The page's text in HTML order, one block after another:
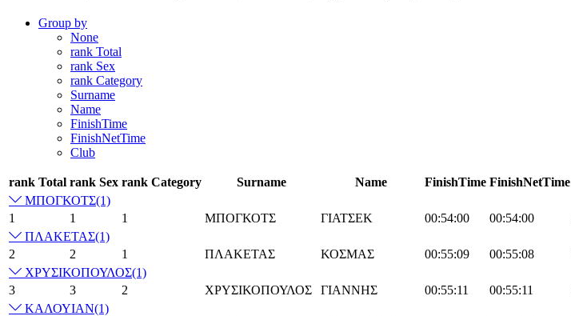
Group by
None
rank Total
rank Sex
rank Category
Surname
Name
FinishTime
FinishNetTime
Club
rank Total rank Sex rank Category Surname Name FinishTime FinishNetTime
ΜΠΟΓΚΟΤΣ(1)
1
1 1 ΜΠΟΓΚΟΤΣ ΓΙΑΤΣΕΚ 00:54:00 00:54:00
ΠΛΑΚΕΤΑΣ(1)
2
2 1 ΠΛΑΚΕΤΑΣ ΚΟΣΜΑΣ 00:55:09 00:55:08
ΧΡΥΣΙΚΟΠΟΥΛΟΣ(1)
3
3 2 ΧΡΥΣΙΚΟΠΟΥΛΟΣ ΓΙΑΝΝΗΣ 00:55:11 00:55:11
ΚΑΛΟΥΙΑΝ(1)